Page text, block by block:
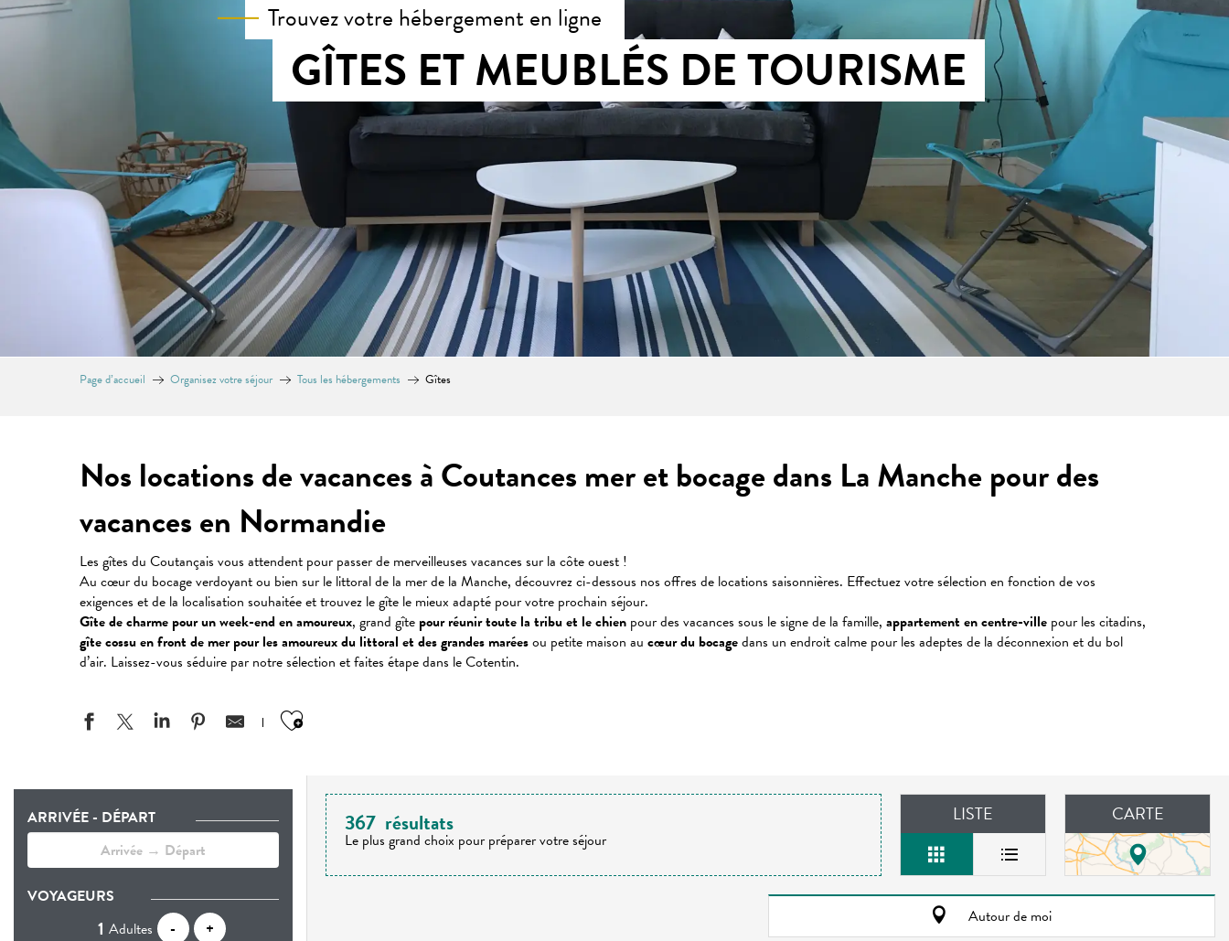
Trouvez votre hébergement en ligne
GÎTES ET MEUBLÉS DE TOURISME
Page d’accueil Organisez votre séjour Tous les hébergements Gîtes
Nos locations de vacances à Coutances mer et bocage dans La Manche pour des
vacances en Normandie
Les gîtes du Coutançais vous attendent pour passer de merveilleuses vacances sur la côte ouest !
Au cœur du bocage verdoyant ou bien sur le littoral de la mer de la Manche, découvrez ci-dessous nos offres de locations saisonnières. Effectuez votre sélection en fonction de vos
exigences et de la localisation souhaitée et trouvez le gîte le mieux adapté pour votre prochain séjour.
Gîte de charme pour un week-end en amoureux, grand gîte pour réunir toute la tribu et le chien pour des vacances sous le signe de la famille, appartement en centre-ville pour les citadins,
gîte cossu en front de mer pour les amoureux du littoral et des grandes maréesou petite maison au cœur du bocagedans un endroit calme pour les adeptes de la déconnexion et du bol
d’air. Laissez-vous séduire par notre sélection et faites étape dans le Cotentin.
Ajouter aux favoris
ARRIVÉE - DÉPART
VOYAGEURS
Adultes
- +
367 résultats
Le plus grand choix pour préparer votre séjour
LISTE CARTE
Autour de moi